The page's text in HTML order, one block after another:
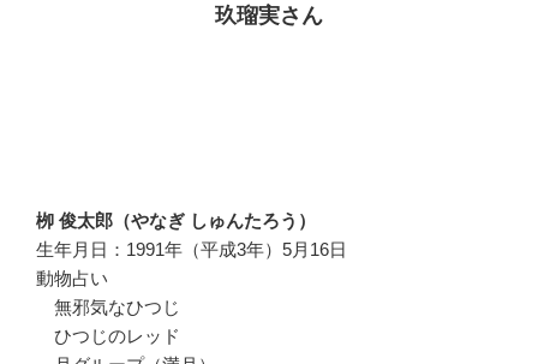
玖瑠実さん
栁 俊太郎（やなぎ しゅんたろう）
生年月日：1991年（平成3年）5月16日
動物占い
無邪気なひつじ
ひつじのレッド